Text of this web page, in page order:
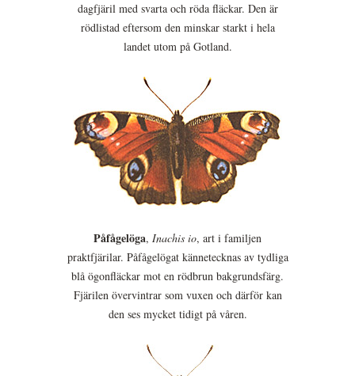
dagfjäril med svarta och röda fläckar. Den är
rödlistad eftersom den minskar starkt i hela
landet utom på Gotland.
Påfågelöga, Inachis io, art i familjen
praktfjärilar. Påfågelögat kännetecknas av tydliga
blå ögonfläckar mot en rödbrun bakgrundsfärg.
Fjärilen övervintrar som vuxen och därför kan
den ses mycket tidigt på våren.